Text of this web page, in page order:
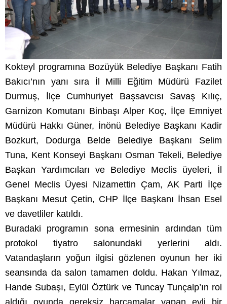
Kokteyl programına Bozüyük Belediye Başkanı Fatih
Bakıcı’nın yanı sıra İl Milli Eğitim Müdürü Fazilet
Durmuş, İlçe Cumhuriyet Başsavcısı Savaş Kılıç,
Garnizon Komutanı Binbaşı Alper Koç, İlçe Emniyet
Müdürü Hakkı Güner, İnönü Belediye Başkanı Kadir
Bozkurt, Dodurga Belde Belediye Başkanı Selim
Tuna, Kent Konseyi Başkanı Osman Tekeli, Belediye
Başkan Yardımcıları ve Belediye Meclis üyeleri, İl
Genel Meclis Üyesi Nizamettin Çam, AK Parti İlçe
Başkanı Mesut Çetin, CHP İlçe Başkanı İhsan Esel
ve davetliler katıldı.
Buradaki programın sona ermesinin ardından tüm
protokol tiyatro salonundaki yerlerini aldı.
Vatandaşların yoğun ilgisi gözlenen oyunun her iki
seansında da salon tamamen doldu. Hakan Yılmaz,
Hande Subaşı, Eylül Öztürk ve Tuncay Tunçalp’ın rol
aldığı oyunda gereksiz harcamalar yapan evli bir